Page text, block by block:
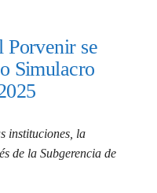
se
Simulacro
instituciones, la
de la Subgerencia de